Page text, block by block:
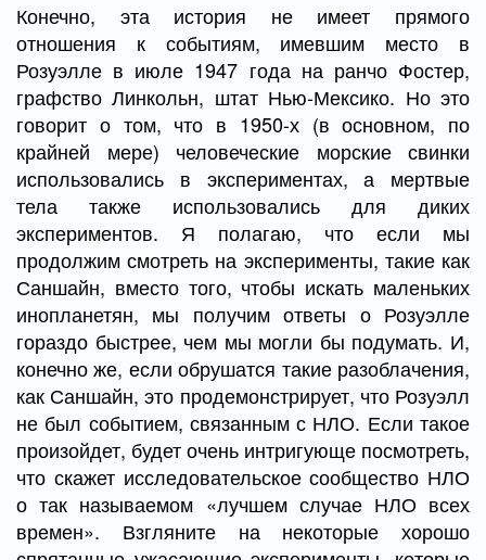
Конечно, эта история не имеет прямого
отношения к событиям, имевшим место в
Розуэлле в июле 1947 года на ранчо Фостер,
графство Линкольн, штат Нью-Мексико. Но это
говорит о том, что в 1950-х (в основном, по
крайней мере) человеческие морские свинки
использовались в экспериментах, а мертвые
тела также использовались для диких
экспериментов. Я полагаю, что если мы
продолжим смотреть на эксперименты, такие как
Саншайн, вместо того, чтобы искать маленьких
инопланетян, мы получим ответы о Розуэлле
гораздо быстрее, чем мы могли бы подумать. И,
конечно же, если обрушатся такие разоблачения,
как Саншайн, это продемонстрирует, что Розуэлл
не был событием, связанным с НЛО. Если такое
произойдет, будет очень интригующе посмотреть,
что скажет исследовательское сообщество НЛО
о так называемом «лучшем случае НЛО всех
времен». Взгляните на некоторые хорошо